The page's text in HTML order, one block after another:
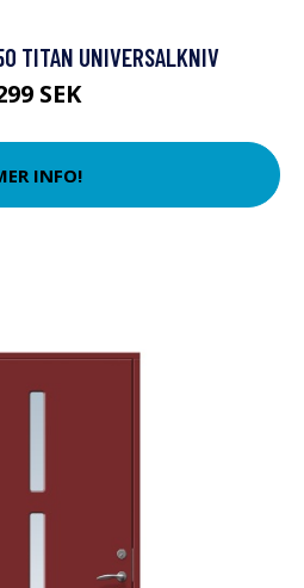
TITAN UNIVERSALKNIV
SEK
INFO!